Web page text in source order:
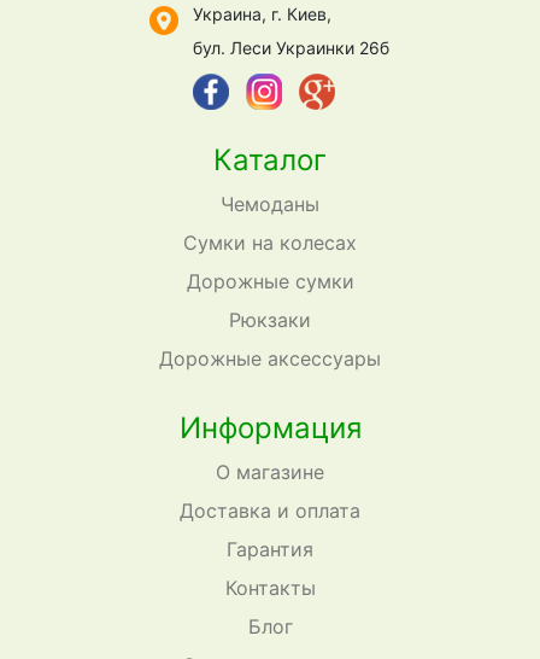
Каталог
Чемоданы
Сумки на колесах
Дорожные сумки
Рюкзаки
Дорожные аксессуары
Информация
О магазине
Доставка и оплата
Гарантия
Контакты
Блог
Украина, г. Киев,
бул. Леси Украинки 26б